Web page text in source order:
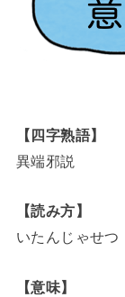
【四字熟語】
異端邪説
【読み方】
いたんじゃせつ
【意味】